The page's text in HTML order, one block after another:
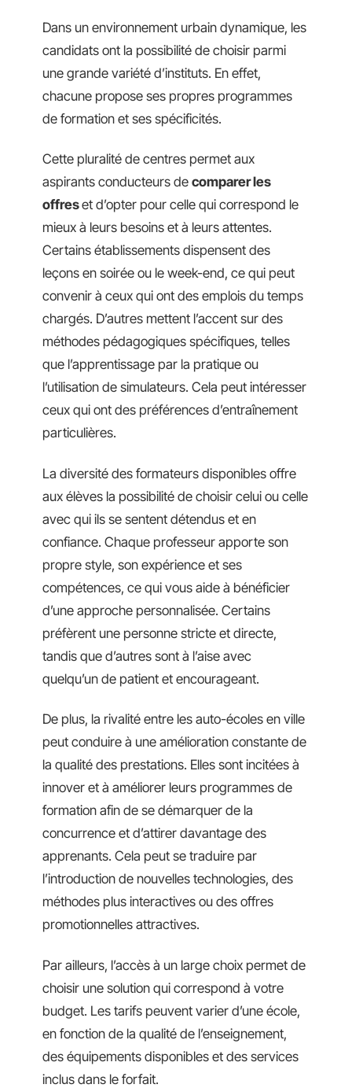
Dans un environnement urbain dynamique, les
candidats ont la possibilité de choisir parmi
une grande variété d’instituts. En effet,
chacune propose ses propres programmes
de formation et ses spécificités.
Cette pluralité de centres permet aux
aspirants conducteurs de comparer les
offreset d’opter pour celle qui correspond le
mieux à leurs besoins et à leurs attentes.
Certains établissements dispensent des
leçons en soirée ou le week-end, ce qui peut
convenir à ceux qui ont des emplois du temps
chargés. D’autres mettent l’accent sur des
méthodes pédagogiques spécifiques, telles
que l’apprentissage par la pratique ou
l’utilisation de simulateurs. Cela peut intéresser
ceux qui ont des préférences d’entraînement
particulières.
La diversité des formateurs disponibles offre
aux élèves la possibilité de choisir celui ou celle
avec qui ils se sentent détendus et en
confiance. Chaque professeur apporte son
propre style, son expérience et ses
compétences, ce qui vous aide à bénéficier
d’une approche personnalisée. Certains
préfèrent une personne stricte et directe,
tandis que d’autres sont à l’aise avec
quelqu’un de patient et encourageant.
De plus, la rivalité entre les auto-écoles en ville
peut conduire à une amélioration constante de
la qualité des prestations. Elles sont incitées à
innover et à améliorer leurs programmes de
formation afin de se démarquer de la
concurrence et d’attirer davantage des
apprenants. Cela peut se traduire par
l’introduction de nouvelles technologies, des
méthodes plus interactives ou des offres
promotionnelles attractives.
Par ailleurs, l’accès à un large choix permet de
choisir une solution qui correspond à votre
budget. Les tarifs peuvent varier d’une école,
en fonction de la qualité de l’enseignement,
des équipements disponibles et des services
inclus dans le forfait.